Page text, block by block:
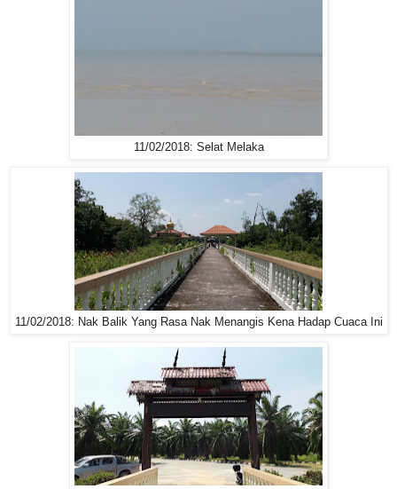
11/02/2018: Selat Melaka
11/02/2018: Nak Balik Yang Rasa Nak Menangis Kena Hadap Cuaca Ini